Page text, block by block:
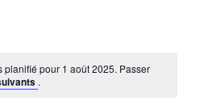
planifié pour 1 août 2025. Passer
.